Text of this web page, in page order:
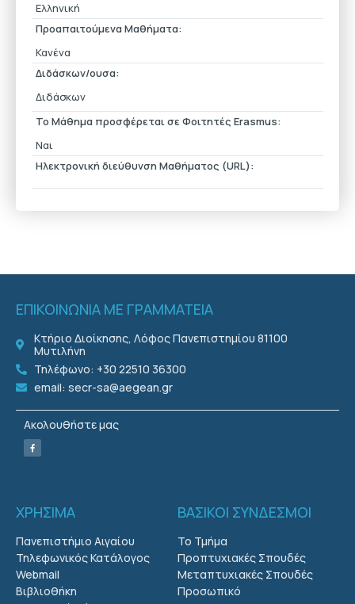
Ελληνική
Προαπαιτούμενα Μαθήματα:
Κανένα
Διδάσκων/ουσα:
Διδάσκων
Το Μάθημα προσφέρεται σε Φοιτητές Erasmus:
Ναι
Ηλεκτρονική διεύθυνση Μαθήματος (URL):
ΕΠΙΚΟΙΝΩΝΙΑ ΜΕ ΓΡΑΜΜΑΤΕΙΑ
Κτήριο Διοίκησης, Λόφος Πανεπιστημίου 81100
Μυτιλήνη
Τηλέφωνο: +30 22510 36300
email: secr-sa@aegean.gr
Ακολουθήστε μας
ΧΡΗΣΙΜΑ
Πανεπιστήμιο Αιγαίου
Τηλεφωνικός Κατάλογος
Webmail
Βιβλιοθήκη
ΒΑΣΙΚΟΙ ΣΥΝΔΕΣΜΟΙ
Το Τμήμα
Προπτυχιακές Σπουδές
Μεταπτυχιακές Σπουδές
Προσωπικό